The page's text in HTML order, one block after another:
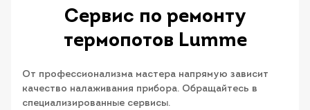
Сервис по ремонту
термопотов Lumme
От профессионализма мастера напрямую зависит
качество налаживания прибора. Обращайтесь в
специализированные сервисы.